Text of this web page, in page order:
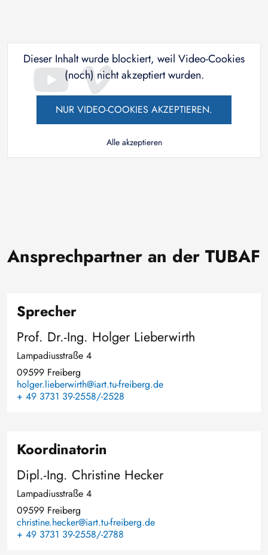
Dieser Inhalt wurde blockiert, weil Video-Cookies
(noch) nicht akzeptiert wurden.
NUR VIDEO-COOKIES AKZEPTIEREN.
Alle akzeptieren
Ansprechpartner an der TUBAF
Sprecher
Prof. Dr.-Ing. Holger Lieberwirth
Lampadiusstraße 4
09599 Freiberg
holger.lieberwirth@iart.tu-freiberg.de
+ 49 3731 39-2558/-2528
Koordinatorin
Dipl.-Ing. Christine Hecker
Lampadiusstraße 4
09599 Freiberg
christine.hecker@iart.tu-freiberg.de
+ 49 3731 39-2558/-2788